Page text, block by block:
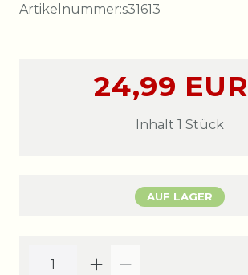
Artikelnummer:s31613
24,99 EUR
Inhalt 1 Stück
AUF LAGER